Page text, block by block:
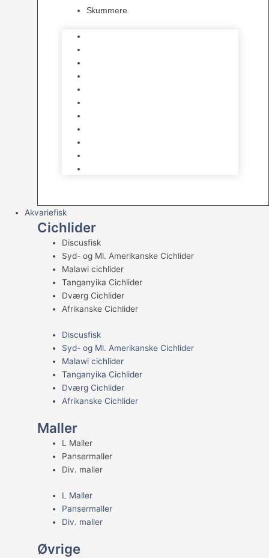
Skummere
Akvariefisk
Cichlider
Discusfisk
Syd- og Ml. Amerikanske Cichlider
Malawi cichlider
Tanganyika Cichlider
Dværg Cichlider
Afrikanske Cichlider
Discusfisk
Syd- og Ml. Amerikanske Cichlider
Malawi cichlider
Tanganyika Cichlider
Dværg Cichlider
Afrikanske Cichlider
Maller
L Maller
Pansermaller
Div. maller
L Maller
Pansermaller
Div. maller
Øvrige